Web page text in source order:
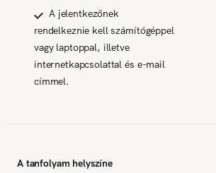
A jelentkezőnek
rendelkeznie kell számítógéppel
vagy laptoppal, illetve
internetkapcsolattal és e-mail
címmel.
A tanfolyam helyszíne